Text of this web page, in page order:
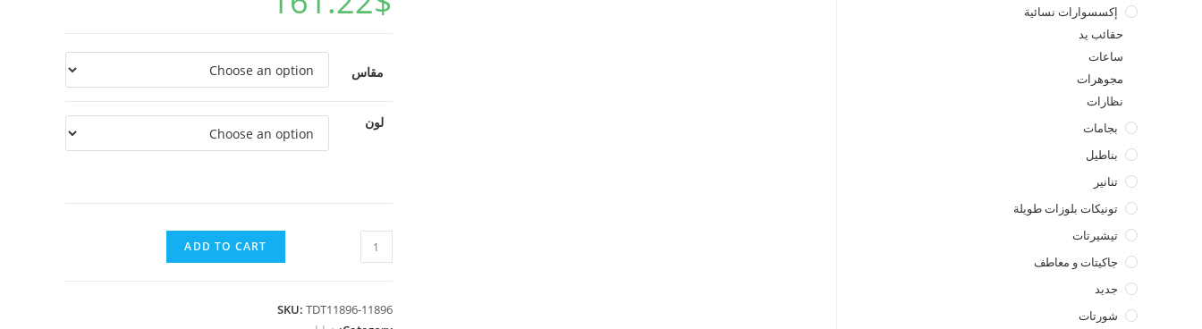
مقاس
لون
ADD TO CART
SKU: TDT11896-11896
إكسسوارات نسائية
حقائب يد
ساعات
مجوهرات
نظارات
بجامات
بناطيل
تنانير
تونيكات بلوزات طويلة
تيشيرتات
جاكيتات و معاطف
جديد
شورتات